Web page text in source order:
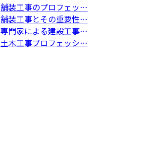
舗装工事のプロフェッ…
舗装工事とその重要性…
専門家による建設工事…
土木工事プロフェッシ…